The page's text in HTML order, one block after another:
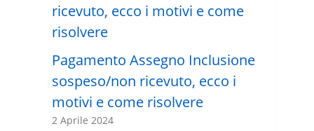
Pagamento Assegno Inclusione
sospeso/non ricevuto, ecco i
motivi e come risolvere
2 Aprile 2024